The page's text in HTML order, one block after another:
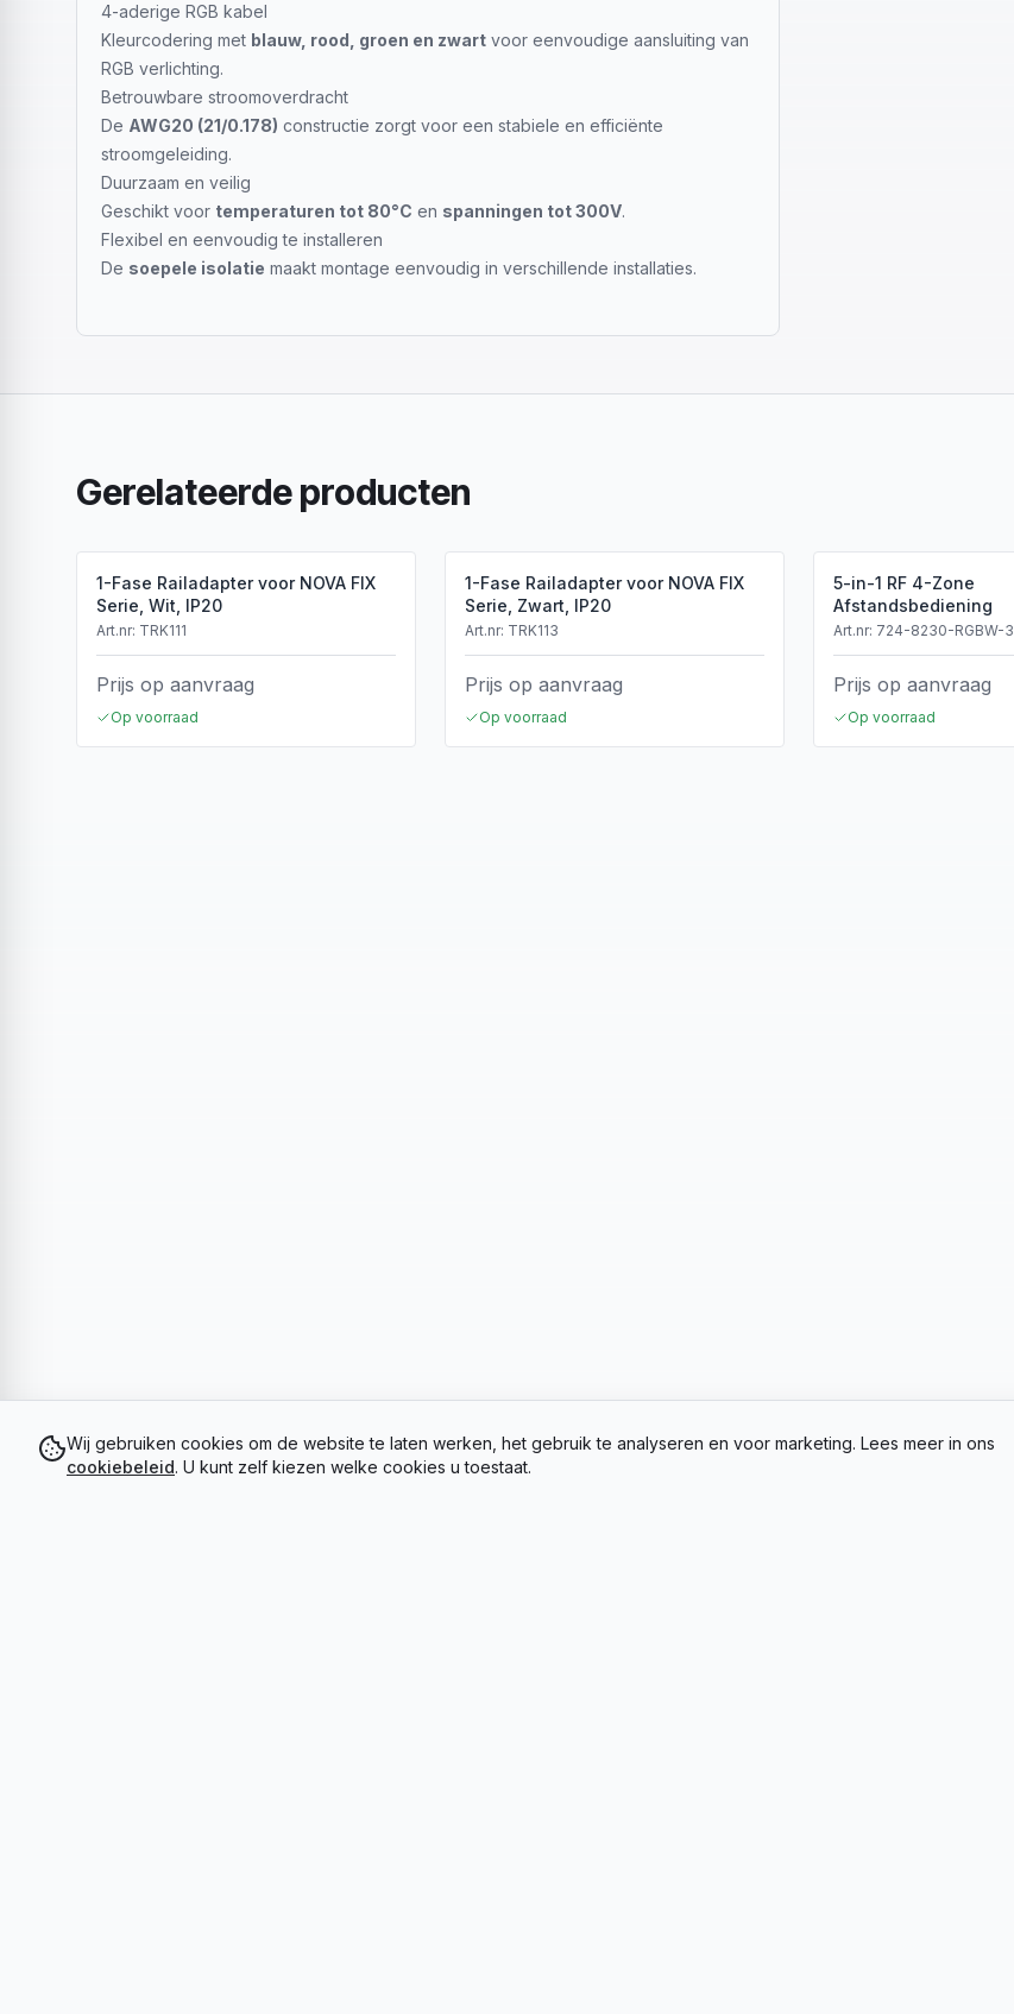
4-aderige RGB kabel
Kleurcodering met blauw, rood, groen en zwart voor eenvoudige aansluiting van
RGB verlichting.
Betrouwbare stroomoverdracht
De AWG20 (21/0.178) constructie zorgt voor een stabiele en efficiënte
stroomgeleiding.
Duurzaam en veilig
Geschikt voor temperaturen tot 80°C en spanningen tot 300V.
Flexibel en eenvoudig te installeren
De soepele isolatie maakt montage eenvoudig in verschillende installaties.
Gerelateerde producten
1-Fase Railadapter voor NOVA FIX
Serie, Wit, IP20
Art.nr: TRK111
Prijs op aanvraag
Op voorraad
1-Fase Railadapter voor NOVA FIX
Serie, Zwart, IP20
Art.nr: TRK113
Prijs op aanvraag
Op voorraad
5-in-1 RF 4-Zone
Afstandsbediening
Art.nr: 724-8230-RGBW-3
Prijs op aanvraag
Op voorraad
Wij gebruiken cookies om de website te laten werken, het gebruik te analyseren en voor marketing. Lees meer in ons
cookiebeleid. U kunt zelf kiezen welke cookies u toestaat.